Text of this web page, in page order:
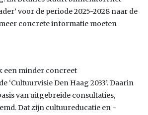
voor de periode 2025-2028 naar de
concrete informatie moeten
een minder concreet
‘Cultuurvisie Den Haag 2033’. Daarin
van uitgebreide consultaties,
Dat zijn cultuureducatie en -